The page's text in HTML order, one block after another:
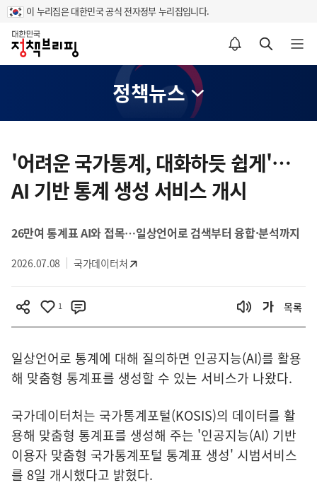
이 누리집은 대한민국 공식 전자정부 누리집입니다.
홈
알림설정 바로가기 검색 바로가기 메뉴 열기
정책뉴스
텐
영
'어려운 국가통계, 대화하듯 쉽게'…
AI 기반 통계 생성 서비스 개시
26만여 통계표 AI와 접목…일상언어로 검색부터 융합·분석까지
2026.07.08 국가데이터처
1 목록
일상언어로 통계에 대해 질의하면 인공지능(AI)를 활용
해 맞춤형 통계표를 생성할 수 있는 서비스가 나왔다.
국가데이터처는 국가통계포털(KOSIS)의 데이터를 활
용해 맞춤형 통계표를 생성해 주는 '인공지능(AI) 기반
이용자 맞춤형 국가통계포털 통계표 생성' 시범서비스
를 8일 개시했다고 밝혔다.